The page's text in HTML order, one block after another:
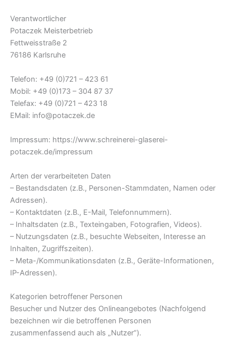
Verantwortlicher
Potaczek Meisterbetrieb
Fettweisstraße 2
76186 Karlsruhe
Telefon: +49 (0)721 – 423 61
Mobil: +49 (0)173 – 304 87 37
Telefax: +49 (0)721 – 423 18
EMail: info@potaczek.de
Impressum: https://www.schreinerei-glaserei-
potaczek.de/impressum
Arten der verarbeiteten Daten
– Bestandsdaten (z.B., Personen-Stammdaten, Namen oder
Adressen).
– Kontaktdaten (z.B., E-Mail, Telefonnummern).
– Inhaltsdaten (z.B., Texteingaben, Fotografien, Videos).
– Nutzungsdaten (z.B., besuchte Webseiten, Interesse an
Inhalten, Zugriffszeiten).
– Meta-/Kommunikationsdaten (z.B., Geräte-Informationen,
IP-Adressen).
Kategorien betroffener Personen
Besucher und Nutzer des Onlineangebotes (Nachfolgend
bezeichnen wir die betroffenen Personen
zusammenfassend auch als „Nutzer“).